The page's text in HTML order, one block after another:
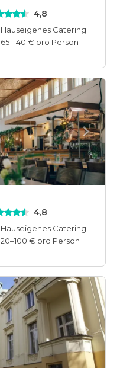
4,8
Hauseigenes Catering
65–140 € pro Person
4,8
Hauseigenes Catering
20–100 € pro Person